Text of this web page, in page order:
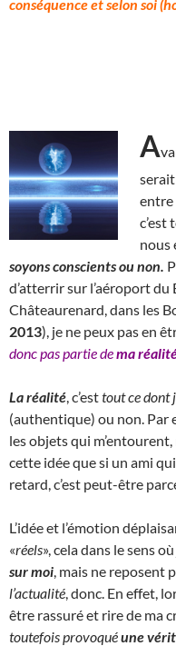
conséquence et selon soi
A
entre
c’est
nous
soyons conscients ou non.
d’atterrir sur l’aéroport
Châteaurenard, dans les
2013), je ne peux pas en
donc pas partie dema
La réalité , c’esttout ce dont
(authentique) ou non. Par
les objets qui
cette idée que si un ami
retard, c’est peut-être
L’idée et l’émotion
«réels», cela dans le sens où
sur moi , mais ne reposent
l’actualité , donc. En effet,
être rassuré et rire de ma
toutefois provoquéune